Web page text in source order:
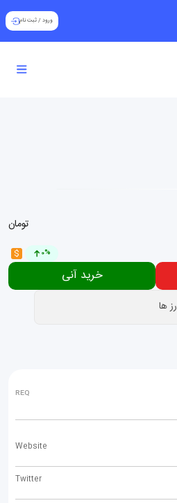
ورود /ثبت نام
تومان
0%
$
خرید آنی
REQ
Website
Twitter